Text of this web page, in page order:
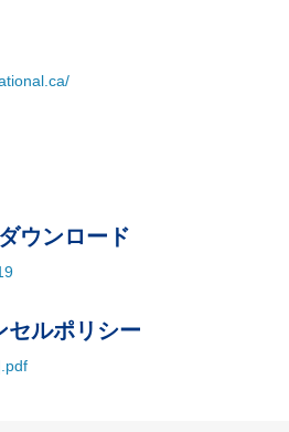
ウンロード
セルポリシー